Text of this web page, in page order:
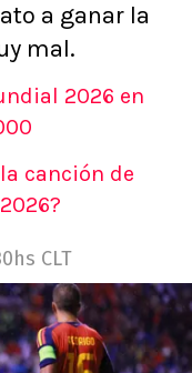
a ganar la
mal.
2026 en
canción de
CLT